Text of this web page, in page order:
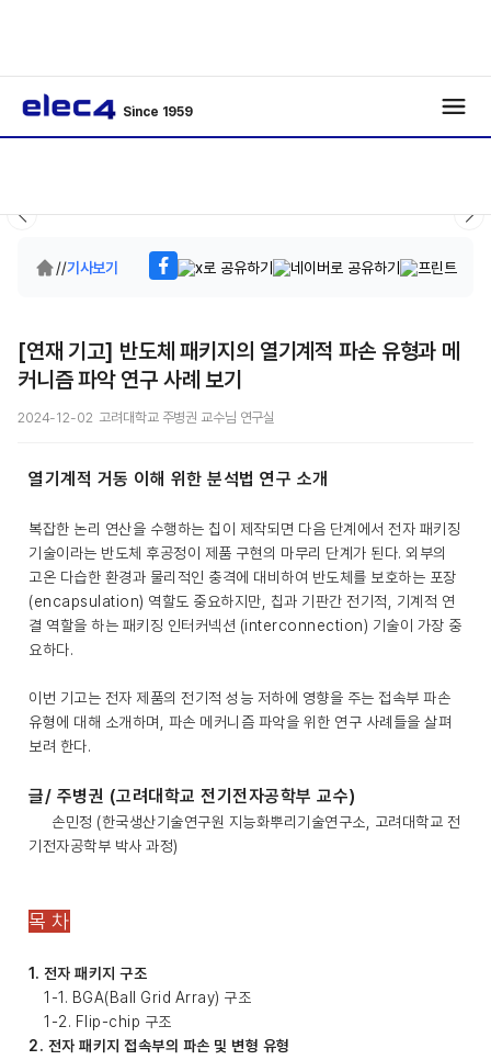
Since 1959
//기사보기
[연재 기고] 반도체 패키지의 열기계적 파손 유형과 메
커니즘 파악 연구 사례 보기
2024-12-02 고려대학교 주병권 교수님 연구실
열기계적 거동 이해 위한 분석법 연구 소개
복잡한 논리 연산을 수행하는 칩이 제작되면 다음 단계에서 전자 패키징
기술이라는 반도체 후공정이 제품 구현의 마무리 단계가 된다. 외부의
고온 다습한 환경과 물리적인 충격에 대비하여 반도체를 보호하는 포장
(encapsulation) 역할도 중요하지만, 칩과 기판간 전기적, 기계적 연
결 역할을 하는 패키징 인터커넥션 (interconnection) 기술이 가장 중
요하다.
이번 기고는 전자 제품의 전기적 성능 저하에 영향을 주는 접속부 파손
유형에 대해 소개하며, 파손 메커니즘 파악을 위한 연구 사례들을 살펴
보려 한다.
글/ 주병권 (고려대학교 전기전자공학부 교수)
손민정 (한국생산기술연구원 지능화뿌리기술연구소, 고려대학교 전
기전자공학부 박사 과정)
목 차
1. 전자 패키지 구조
1-1. BGA(Ball Grid Array) 구조
1-2. Flip-chip 구조
2. 전자 패키지 접속부의 파손 및 변형 유형